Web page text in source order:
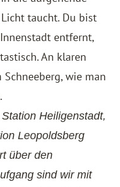
taucht. Du bist
entfernt,
An klaren
wie man
Heiligenstadt,
Leopoldsberg
über den
sind wir mit